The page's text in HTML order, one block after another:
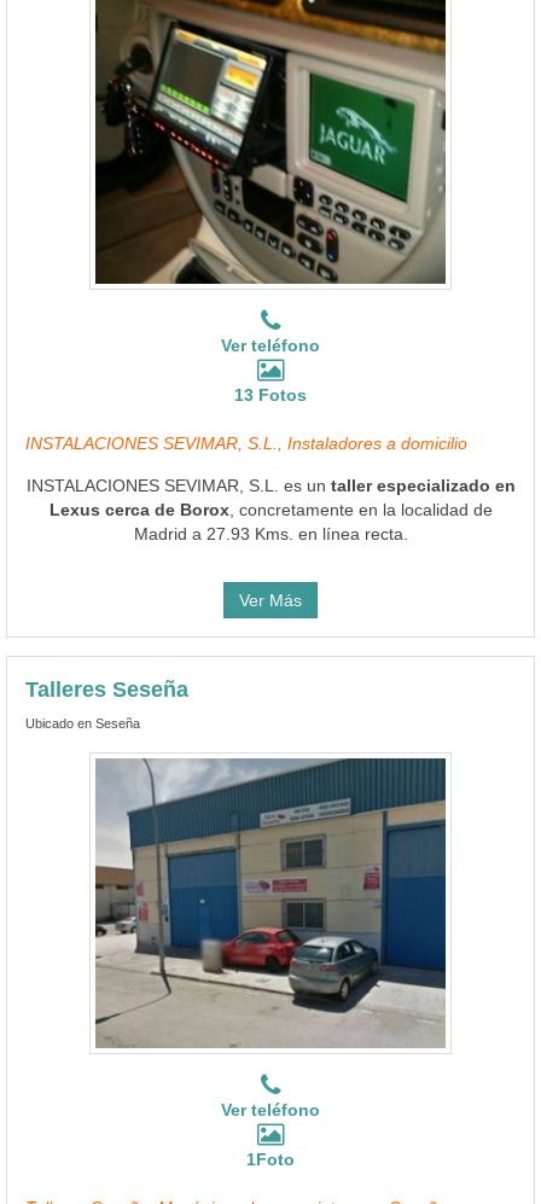
Ver teléfono
13 Fotos
INSTALACIONES SEVIMAR, S.L., Instaladores a domicilio
INSTALACIONES SEVIMAR, S.L. es un taller especializado en
Lexus cerca de Borox, concretamente en la localidad de
Madrid a 27.93 Kms. en línea recta.
Ver Más
Talleres Seseña
Ubicado en Seseña
Ver teléfono
1Foto